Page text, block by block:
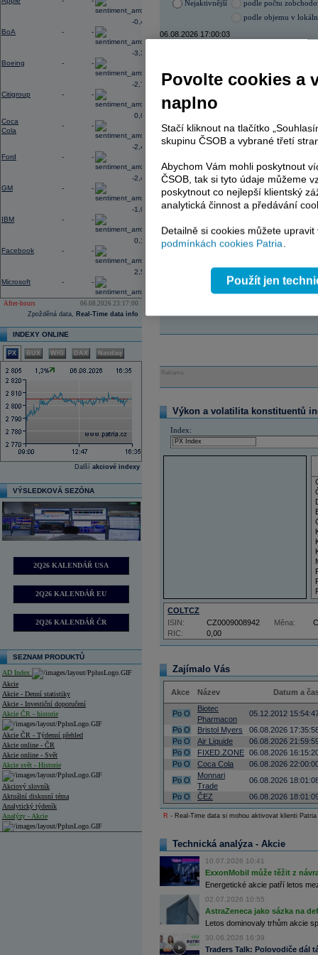
BoA - -
-0,40
Boeing - -
-3,33
Citigroup - -
-2,78
Coca
Cola
- -
0,02
Ford - -
-2,41
GM - -
-2,49
IBM - -
-1,06
Facebook - -
0,19
Microsoft - -
2,54
After-hours
06.08.2026 23:17:00
Zpožděná data, Real-Time data info
INDEXY ONLINE
PX BUX WIG DAX Nasdaq
Další akciové indexy
VÝSLEDKOVÁ SEZÓNA
2Q26 KALENDÁŘ USA
2Q26 KALENDÁŘ EU
2Q26 KALENDÁŘ ČR
SEZNAM PRODUKTŮ
AD Index
Akcie
Akcie - Denní statistiky
Akcie - Investiční doporučení
Akcie ČR - historie
Akcie ČR - Týdenní přehled
Akcie online - ČR
Akcie online - Svět
Akcie svět - Historie
Akciový slovník
Aktuální diskusní téma
Analytický týdeník
Analýzy - Akcie
Nejaktivnější
podle počtu
podle objemu v
06.08.2026 17:00:03
ČEZ
TMR
PHILIP MORRIS ČR
AD index - vývoj
Region
select
Odeslat
Reklama
Výkon a volatilita konstituentů
Index:
COLTCZ
RIC: 0,00
ISIN: CZ0009008942 Měna:
Zajímalo Vás
Akce Název Datum a
Po O
Biotec
Pharmacon
05.12.2012
Po O Bristol Myers
06.08.2026
Po O Air Liquide
06.08.2026
Po O FIXED.ZONE 06.08.2026
Po O Coca Cola
06.08.2026
Po O
Monnari
Trade
06.08.2026
Po O ČEZ 06.08.2026
R - Real-Time data si mohou aktivovat klienti
Technická analýza - Akcie
10.07.2026 10:41
ExxonMobil může těžit z
Energetické akcie patří letos
02.07.2026 10:55
AstraZeneca jako sázka na
Letos dominovaly trhům akcie
30.06.2026 16:39
Traders Talk: Polovodiče dál
Povolte cookies a
naplno
Stačí kliknout na tlačítko
skupinu ČSOB a vybrané třetí
Abychom Vám mohli poskytnout
ČSOB, tak si tyto údaje můžeme
poskytnout co nejlepší klientský
analytická činnost a předávání
Detailně si cookies můžete
podmínkách cookies Patria.
Použít jen